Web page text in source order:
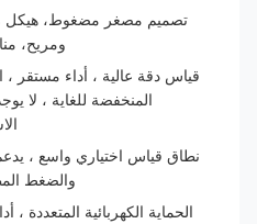
تصميم مصغر مضغوط، هيكل
ومريح،
قياس دقة عالية ، أداء مستقر ،
المنخفضة للغاية ، لا يوجد
نطاق قياس اختياري واسع ، يدعم
والضغط
الحماية الكهربائية المتعددة ، أداء